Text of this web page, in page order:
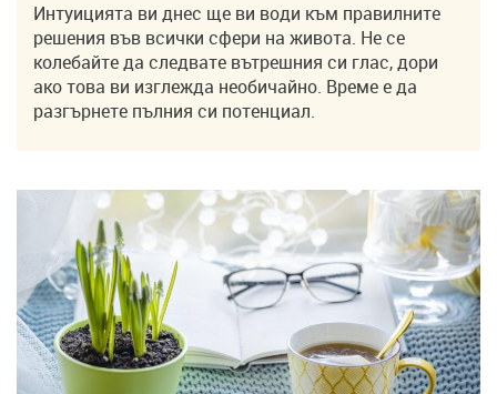
Интуицията ви днес ще ви води към правилните
решения във всички сфери на живота. Не се
колебайте да следвате вътрешния си глас, дори
ако това ви изглежда необичайно. Време е да
разгърнете пълния си потенциал.